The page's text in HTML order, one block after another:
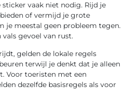
vaak niet nodig. Rijd je
of vermijd je grote
je meestal geen probleem tegen.
gevoel van rust.
gelden de lokale regels
terwijl je denkt dat je alleen
Voor toeristen met een
dezelfde basisregels als voor